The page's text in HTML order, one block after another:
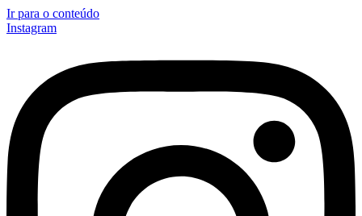
Ir para o conteúdo
Instagram